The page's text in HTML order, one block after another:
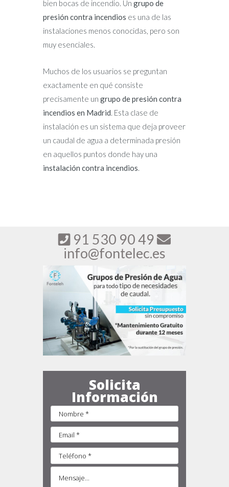
bien bocas de incendio. Un grupo de
presión contra incendios es una de las
instalaciones menos conocidas, pero son
muy esenciales.
Muchos de los usuarios se preguntan
exactamente en qué consiste
precisamente un grupo de presión contra
incendios en Madrid. Esta clase de
instalación es un sistema que deja proveer
un caudal de agua a determinada presión
en aquellos puntos donde hay una
instalación contra incendios.
91 530 90 49
info@fontelec.es
Solicita
Información